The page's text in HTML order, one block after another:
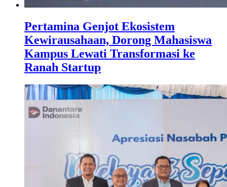
Pertamina Genjot Ekosistem
Kewirausahaan, Dorong Mahasiswa
Kampus Lewati Transformasi ke
Ranah Startup